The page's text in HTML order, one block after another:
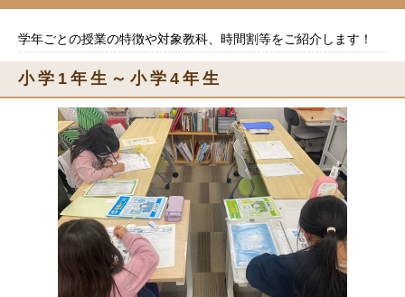
学年ごとの授業の特徴や対象教科、時間割等をご紹介します！
小学1年生～小学4年生